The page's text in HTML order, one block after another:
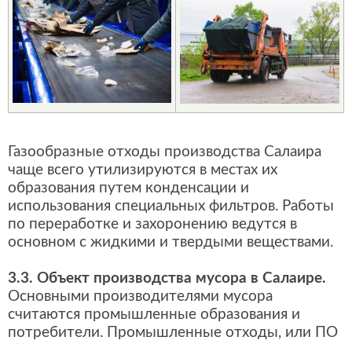
Газообразные отходы производства Салаира
чаще всего утилизируются в местах их
образования путем конденсации и
использования специальных фильтров. Работы
по переработке и захоронению ведутся в
основном с жидкими и твердыми веществами.
3.3. Объект производства мусора в Салаире.
Основными производителями мусора
считаются промышленные образования и
потребители. Промышленные отходы, или ПО